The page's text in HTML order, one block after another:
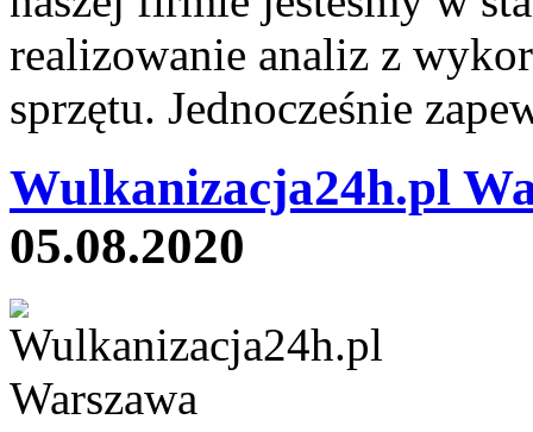
realizowanie analiz z
sprzętu. Jednocześnie
Wulkanizacja24h.pl
05.08.2020